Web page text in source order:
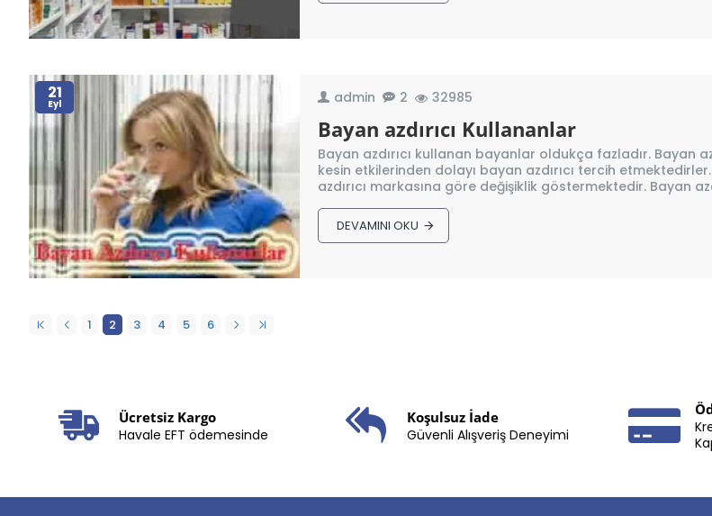
21
Eyl admin 2 32985
Bayan azdırıcı Kullananlar
Bayan azdırıcı kullanan bayanlar oldukça fazladır. Bayan
kesin etkilerinden dolayı bayan azdırıcı tercih
azdırıcı markasına göre değişiklik göstermektedir. Bayan
DEVAMINI OKU
1 2 3 4 5 6
Ücretsiz Kargo
Havale EFT ödemesinde
Koşulsuz İade
Güvenli Alışveriş Deneyimi